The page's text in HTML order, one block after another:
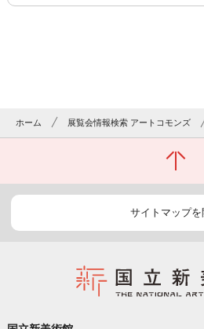
ホーム 展覧会情報検索 アートコモンズ
サイトマップを